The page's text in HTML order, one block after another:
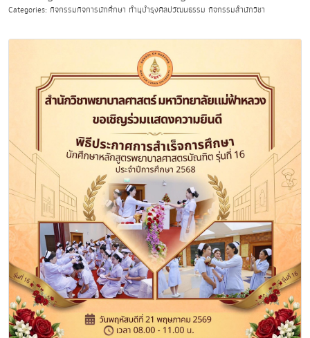
Categories: กิจกรรมกิจการนักศึกษา ทำนุบำรุงศิลปวัฒนธรรม กิจกรรมสำนักวิชา